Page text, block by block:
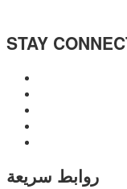
STAY
روابط سريعة